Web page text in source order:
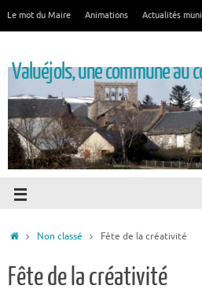
Le mot du Maire Animations Actualités
Valuéjols, une commune au
Non classé Fête de la créativité
Fête de la créativité